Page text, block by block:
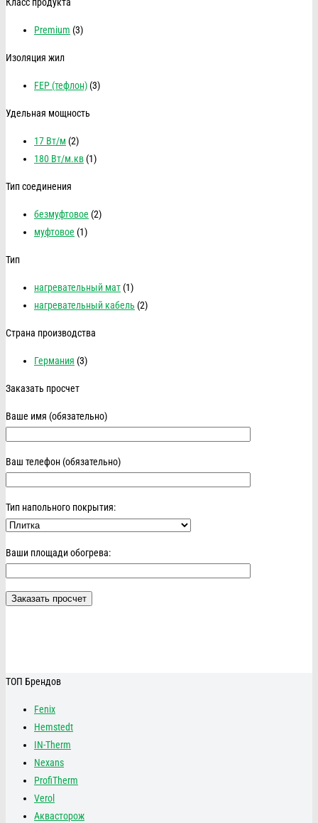
Premium (3)
Изоляция жил
FEP (тефлон) (3)
Удельная мощность
17 Вт/м (2)
180 Вт/м.кв (1)
Тип соединения
безмуфтовое (2)
муфтовое (1)
Тип
нагревательный мат (1)
нагревательный кабель (2)
Страна производства
Германия (3)
Заказать просчет
Ваше имя (обязательно)
Ваш телефон (обязательно)
Тип напольного покрытия:
Ваши площади обогрева:
ТОП Брендов
Fenix
Hemstedt
IN-Therm
Nexans
ProfiTherm
Verol
Аквасторож